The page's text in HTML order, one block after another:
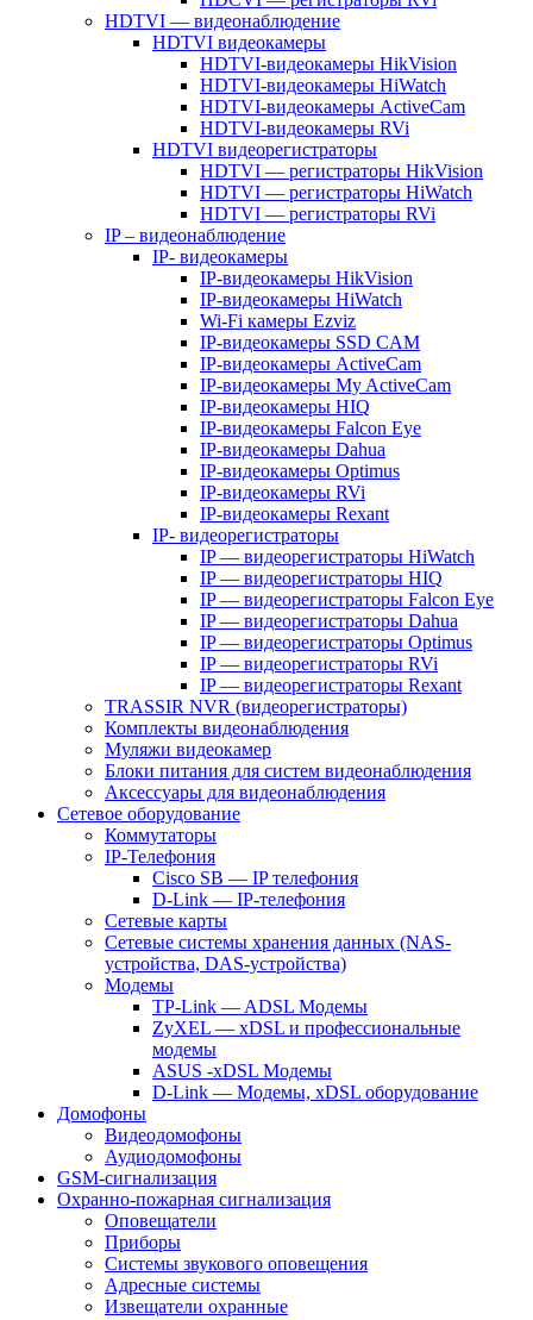
HDTVI — видеонаблюдение
HDTVI видеокамеры
HDTVI-видеокамеры HikVision
HDTVI-видеокамеры HiWatch
HDTVI-видеокамеры ActiveCam
HDTVI-видеокамеры RVi
HDTVI видеорегистраторы
HDTVI — регистраторы HikVision
HDTVI — регистраторы HiWatch
HDTVI — регистраторы RVi
IP – видеонаблюдение
IP- видеокамеры
IP-видеокамеры HikVision
IP-видеокамеры HiWatch
Wi-Fi камеры Ezviz
IP-видеокамеры SSD CAM
IP-видеокамеры ActiveCam
IP-видеокамеры My ActiveCam
IP-видеокамеры HIQ
IP-видеокамеры Falcon Eye
IP-видеокамеры Dahua
IP-видеокамеры Optimus
IP-видеокамеры RVi
IP-видеокамеры Rexant
IP- видеорегистраторы
IP — видеорегистраторы HiWatch
IP — видеорегистраторы HIQ
IP — видеорегистраторы Falcon Eye
IP — видеорегистраторы Dahua
IP — видеорегистраторы Optimus
IP — видеорегистраторы RVi
IP — видеорегистраторы Rexant
TRASSIR NVR (видеорегистраторы)
Комплекты видеонаблюдения
Муляжи видеокамер
Блоки питания для систем видеонаблюдения
Аксессуары для видеонаблюдения
Сетевое оборудование
Коммутаторы
IP-Телефония
Cisco SB — IP телефония
D-Link — IP-телефония
Сетевые карты
Сетевые системы хранения данных (NAS-
устройства, DAS-устройства)
Модемы
TP-Link — ADSL Модемы
ZyXEL — xDSL и профессиональные
модемы
ASUS -xDSL Модемы
D-Link — Модемы, xDSL оборудование
Домофоны
Видеодомофоны
Аудиодомофоны
GSM-сигнализация
Охранно-пожарная сигнализация
Оповещатели
Приборы
Системы звукового оповещения
Адресные системы
Извещатели охранные